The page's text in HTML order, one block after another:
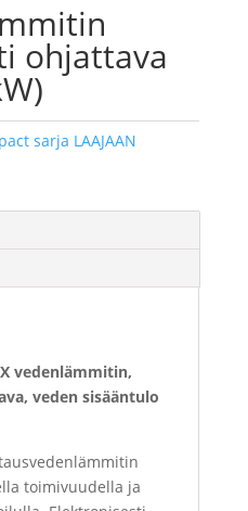
ohjattava
sarja LAAJAAN
vedenlämmitin,
veden sisääntulo
toimivuudella ja